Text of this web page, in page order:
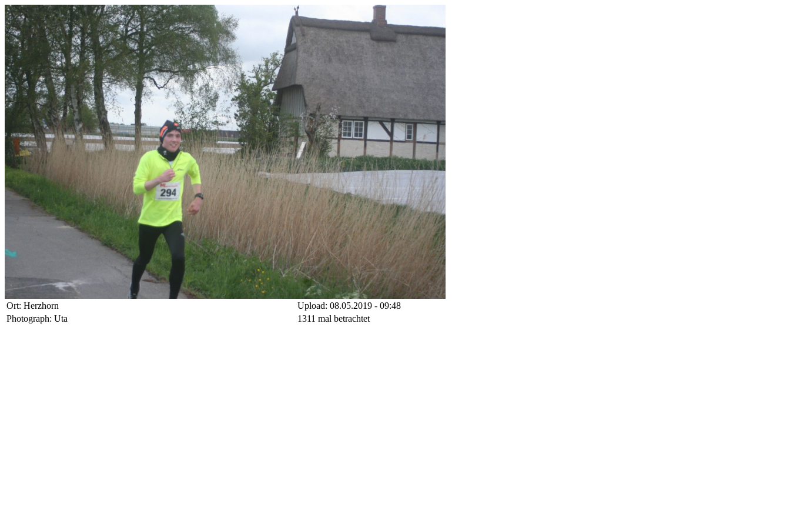
Ort: Herzhorn
Upload: 08.05.2019 - 09:48
Photograph: Uta
1311 mal betrachtet